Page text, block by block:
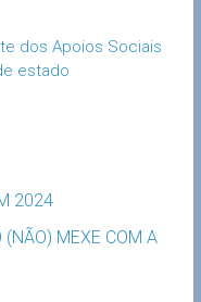
dos Apoios Sociais
estado
2024
(NÃO) MEXE COM A